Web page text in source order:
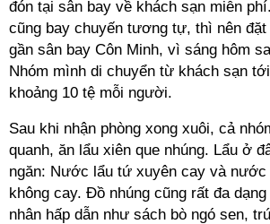
đón tại sân bay về khách sạn miễn
cũng bay chuyến tương tự, thì nên
gần sân bay Côn Minh, vì sáng hôm
Nhóm mình di chuyển từ khách sạn
khoảng 10 tệ mỗi người.
Sau khi nhận phòng xong xuôi, cả
quanh, ăn lẩu xiên que nhúng. Lẩu ở
ngăn: Nước lẩu tứ xuyên cay và
không cay. Đồ nhúng cũng rất đa
nhân hấp dẫn như sách bò ngó sen,